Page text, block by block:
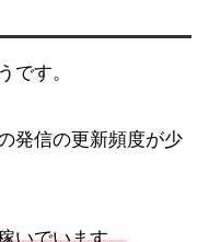
です。
発信の更新頻度が少